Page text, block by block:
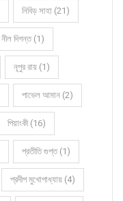
নিবিড় সাহা (21)
নীল দিগন্ত (1)
নূপুর রায় (1)
পাভেল আমান (2)
পিয়াংকী (16)
প্রতীতি গুপ্ত (1)
প্রদীপ মুখোপাধ্যায় (4)